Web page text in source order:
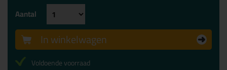
Aantal
In winkelwagen
Voldoende voorraad